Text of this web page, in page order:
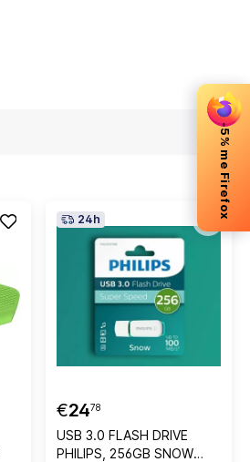
-5% me Firefox
24h
€2478
USB 3.0 FLASH DRIVE
PHILIPS, 256GB SNOW